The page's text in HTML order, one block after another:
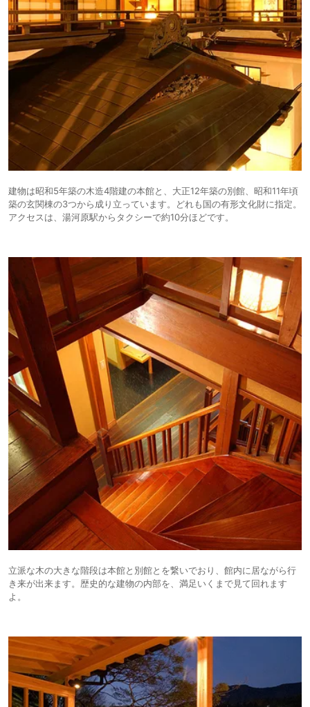
建物は昭和5年築の木造4階建の本館と、大正12年築の別館、昭和11年頃
築の玄関棟の3つから成り立っています。どれも国の有形文化財に指定。
アクセスは、湯河原駅からタクシーで約10分ほどです。
立派な木の大きな階段は本館と別館とを繋いでおり、館内に居ながら行
き来が出来ます。歴史的な建物の内部を、満足いくまで見て回れます
よ。